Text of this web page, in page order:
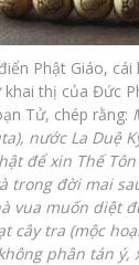
Phật Giáo,
thị của Đức
Tử, chép rằng:
nước La Duệ
để xin Thế
trong đời mai
vua muốn diệt
cây tra (mộc
phân tán ý,